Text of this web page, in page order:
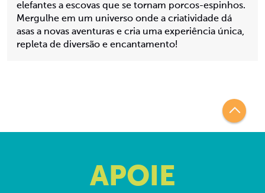
elefantes a escovas que se tornam porcos-espinhos.
Mergulhe em um universo onde a criatividade dá
asas a novas aventuras e cria uma experiência única,
repleta de diversão e encantamento!
APOIE